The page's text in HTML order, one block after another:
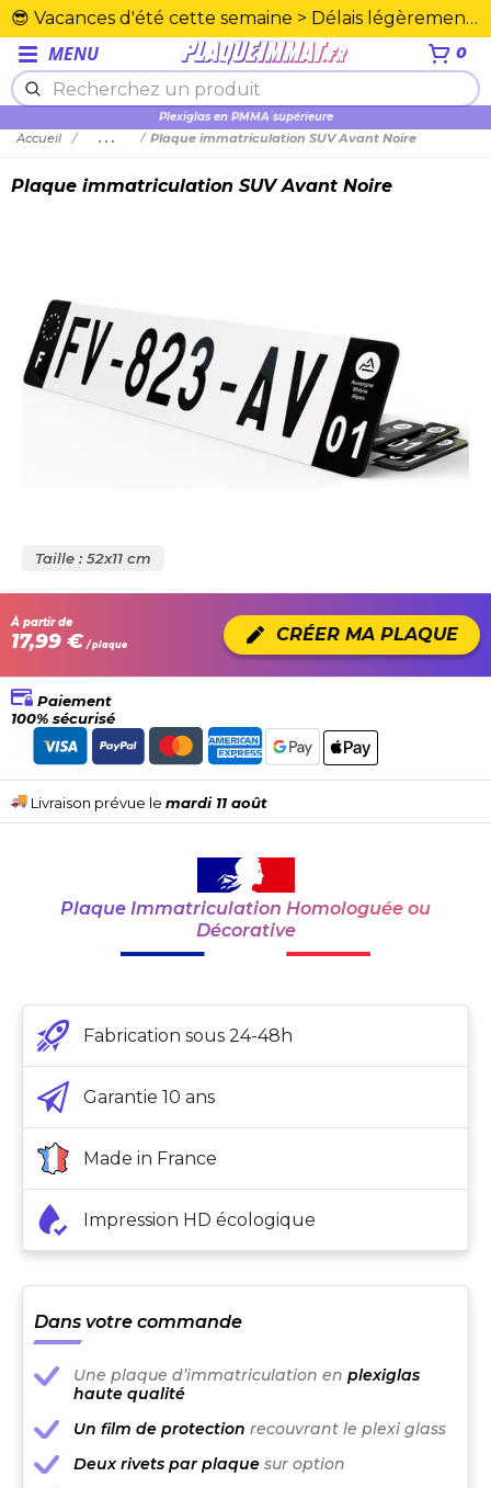
😎 Vacances d'été cette semaine > Délais légèrement rallongés. Merci☀️
MENU 0
Plexiglas en PMMA supérieure
Accueil ... Plaque immatriculation SUV Avant Noire
Plaque immatriculation SUV Avant Noire
Taille : 52x11 cm
À partir de
17,99 € / plaque CRÉER MA PLAQUE
Paiement
100% sécurisé
Livraison prévue le mardi 11 août
Plaque Immatriculation Homologuée ou
Décorative
Fabrication sous 24-48h
Garantie 10 ans
Made in France
Impression HD écologique
Dans votre commande
Une plaque d’immatriculation en plexiglas
haute qualité
Un film de protection recouvrant le plexi glass
Deux rivets par plaque sur option